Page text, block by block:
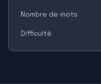
Nombre de mots
Difficulté